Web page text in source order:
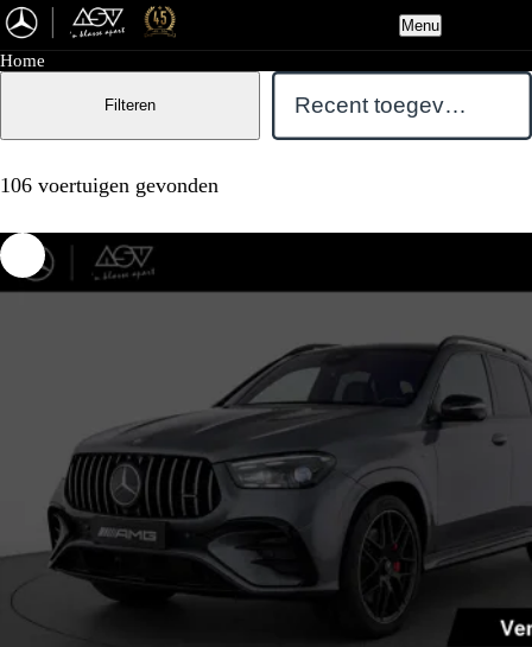
Menu
Home
106 voertuigen gevonden
Filteren